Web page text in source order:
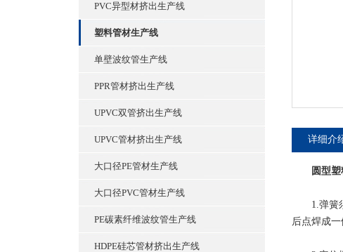
PVC异型材挤出生产线
塑料管材生产线
单壁波纹管生产线
PPR管材挤出生产线
UPVC双管挤出生产线
UPVC管材挤出生产线
大口径PE管材生产线
大口径PVC管材生产线
PE碳素纤维波纹管生产线
HDPE硅芯管材挤出生产线
详细介
圆型
1.弹簧须
后点焊成一